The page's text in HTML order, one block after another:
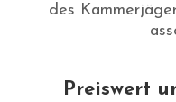
des
Preiswert